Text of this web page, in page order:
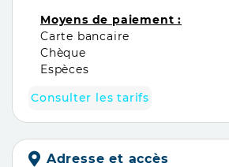
Moyens de paiement :
Carte bancaire
Chèque
Espèces
Consulter les tarifs
Adresse et accès